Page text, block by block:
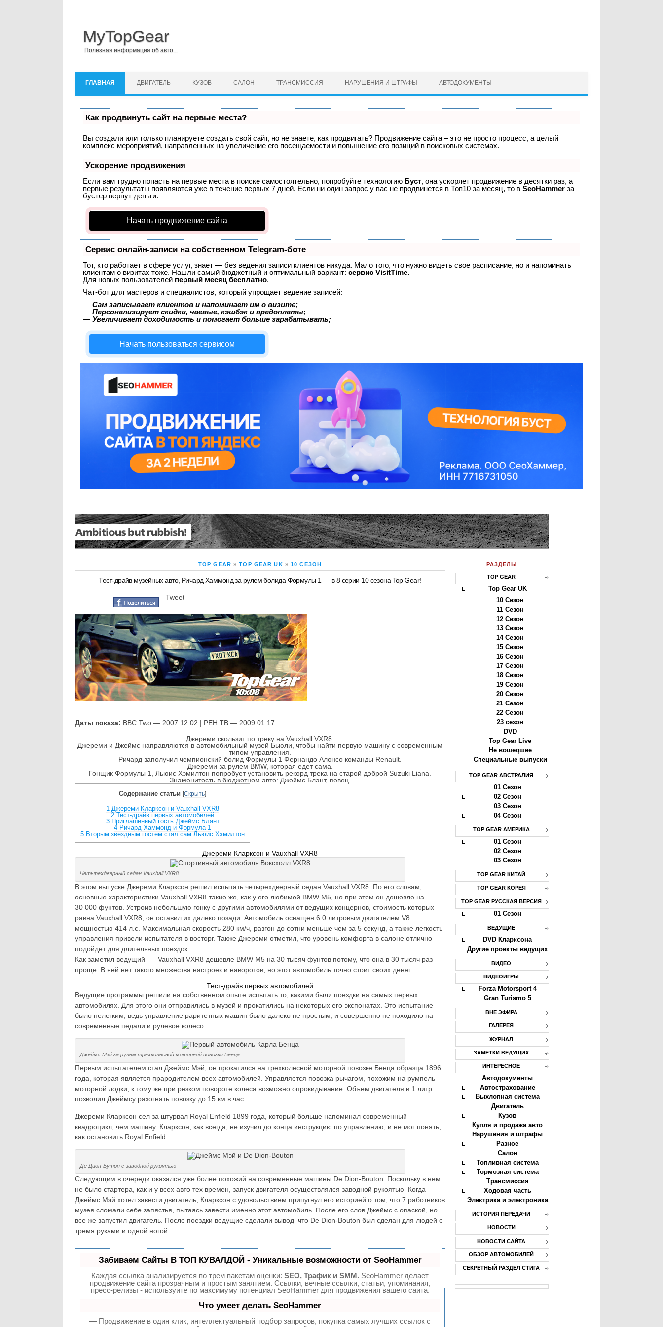
MyTopGear
Полезная информация об авто...
ГЛАВНАЯ ДВИГАТЕЛЬ КУЗОВ САЛОН ТРАНСМИССИЯ НАРУШЕНИЯ И ШТРАФЫ АВТОДОКУМЕНТЫ
Как продвинуть сайт на первые места?
Вы создали или только планируете создать свой сайт, но не знаете, как продвигать? Продвижение сайта – это не просто процесс, а целый
комплекс мероприятий, направленных на увеличение его посещаемости и повышение его позиций в поисковых системах.
Ускорение продвижения
Если вам трудно попасть на первые места в поиске самостоятельно, попробуйте технологию Буст, она ускоряет продвижение в десятки раз, а
первые результаты появляются уже в течение первых 7 дней. Если ни один запрос у вас не продвинется в Топ10 за месяц, то в SeoHammer за
бустер вернут деньги.
Начать продвижение сайта
Сервис онлайн-записи на собственном Telegram-боте
Тот, кто работает в сфере услуг, знает — без ведения записи клиентов никуда. Мало того, что нужно видеть свое расписание, но и напоминать
клиентам о визитах тоже. Нашли самый бюджетный и оптимальный вариант: сервис VisitTime.
Для новых пользователей первый месяц бесплатно.
Чат-бот для мастеров и специалистов, который упрощает ведение записей:
— Сам записывает клиентов и напоминает им о визите;
— Персонализирует скидки, чаевые, кэшбэк и предоплаты;
— Увеличивает доходимость и помогает больше зарабатывать;
Начать пользоваться сервисом
TOP GEAR »TOP GEAR UK »10 СЕЗОН
Тест-драйв музейных авто, Ричард Хаммонд за рулем болида Формулы 1 — в 8 серии 10 сезона Top Gear!
Tweet
Даты показа: BBC Two — 2007.12.02 | РЕН ТВ — 2009.01.17
Джереми скользит по треку на Vauxhall VXR8.
Джереми и Джеймс направляются в автомобильный музей Бьюли, чтобы найти первую машину с современным
типом управления.
Ричард заполучил чемпионский болид Формулы 1 Фернандо Алонсо команды Renault.
Джереми за рулем BMW, которая едет сама.
Гонщик Формулы 1, Льюис Хэмилтон попробует установить рекорд трека на старой доброй Suzuki Liana.
Знаменитость в бюджетном авто: Джеймс Блант, певец.
Содержание статьи [Скрыть]
1 Джереми Кларксон и Vauxhall VXR8
2 Тест-драйв первых автомобилей
3Приглашенный гость Джеймс Блант
4 Ричард Хаммонд и Формула 1
5 Вторым звездным гостем стал сам Льюис Хэмилтон
Джереми Кларксон и Vauxhall VXR8
Четырехдверный седан Vauxhall VXR8
В этом выпуске Джереми Кларксон решил испытать четырехдверный седан Vauxhall VXR8. По его словам,
основные характеристики Vauxhall VXR8 такие же, как у его любимой BMW M5, но при этом он дешевле на
30 000 фунтов. Устроив небольшую гонку с другими автомобилями от ведущих концернов, стоимость которых
равна Vauxhall VXR8, он оставил их далеко позади. Автомобиль оснащен 6.0 литровым двигателем V8
мощностью 414 л.с. Максимальная скорость 280 км/ч, разгон до сотни меньше чем за 5 секунд, а также легкость
управления привели испытателя в восторг. Также Джереми отметил, что уровень комфорта в салоне отлично
подойдет для длительных поездок.
Как заметил ведущий — Vauxhall VXR8 дешевле BMW M5 на 30 тысяч фунтов потому, что она в 30 тысяч раз
проще. В ней нет такого множества настроек и наворотов, но этот автомобиль точно стоит своих денег.
Тест-драйв первых автомобилей
Ведущие программы решили на собственном опыте испытать то, какими были поездки на самых первых
автомобилях. Для этого они отправились в музей и прокатились на некоторых его экспонатах. Это испытание
было нелегким, ведь управление раритетных машин было далеко не простым, и совершенно не походило на
современные педали и рулевое колесо.
Джеймс Мэй за рулем трехколесной моторной повозки Бенца
Первым испытателем стал Джеймс Мэй, он прокатился на трехколесной моторной повозке Бенца образца 1896
года, которая является прародителем всех автомобилей. Управляется повозка рычагом, похожим на румпель
моторной лодки, к тому же при резком повороте колеса возможно опрокидывание. Объем двигателя в 1 литр
позволил Джеймсу разогнать повозку до 15 км в час.
Джереми Кларксон сел за штурвал Royal Enfield 1899 года, который больше напоминал современный
квадроцикл, чем машину. Кларксон, как всегда, не изучил до конца инструкцию по управлению, и не мог понять,
как остановить Royal Enfield.
Де Дион-Бутон с заводной рукоятью
Следующим в очереди оказался уже более похожий на современные машины De Dion-Bouton. Поскольку в нем
не было стартера, как и у всех авто тех времен, запуск двигателя осуществлялся заводной рукоятью. Когда
Джеймс Мэй хотел завести двигатель, Кларксон с удовольствием припугнул его историей о том, что 7 работников
музея сломали себе запястья, пытаясь завести именно этот автомобиль. После его слов Джеймс с опаской, но
все же запустил двигатель. После поездки ведущие сделали вывод, что De Dion-Bouton был сделан для людей с
тремя руками и одной ногой.
Забиваем Сайты В ТОП КУВАЛДОЙ - Уникальные возможности от SeoHammer
Каждая ссылка анализируется по трем пакетам оценки: SEO, Трафик и SMM. SeoHammer делает
продвижение сайта прозрачным и простым занятием. Ссылки, вечные ссылки, статьи, упоминания,
пресс-релизы - используйте по максимуму потенциал SeoHammer для продвижения вашего сайта.
Что умеет делать SeoHammer
— Продвижение в один клик, интеллектуальный подбор запросов, покупка самых лучших ссылок с
РАЗДЕЛЫ
TOP GEAR
Top Gear UK
10 Сезон
11 Сезон
12 Сезон
13 Сезон
14 Сезон
15 Сезон
16 Сезон
17 Сезон
18 Сезон
19 Сезон
20 Сезон
21 Сезон
22 Сезон
23 сезон
DVD
Top Gear Live
Не вошедшее
Специальные выпуски
TOP GEAR АВСТРАЛИЯ
01 Сезон
02 Сезон
03 Сезон
04 Сезон
TOP GEAR АМЕРИКА
01 Сезон
02 Сезон
03 Сезон
TOP GEAR КИТАЙ
TOP GEAR КОРЕЯ
TOP GEAR РУССКАЯ ВЕРСИЯ
01 Сезон
ВЕДУЩИЕ
DVD Кларксона
Другие проекты ведущих
ВИДЕО
ВИДЕОИГРЫ
Forza Motorsport 4
Gran Turismo 5
ВНЕ ЭФИРА
ГАЛЕРЕЯ
ЖУРНАЛ
ЗАМЕТКИ ВЕДУЩИХ
ИНТЕРЕСНОЕ
Автодокументы
Автострахование
Выхлопная система
Двигатель
Кузов
Купля и продажа авто
Нарушения и штрафы
Разное
Салон
Топливная система
Тормозная система
Трансмиссия
Ходовая часть
Электрика и электроника
ИСТОРИЯ ПЕРЕДАЧИ
НОВОСТИ
НОВОСТИ САЙТА
ОБЗОР АВТОМОБИЛЕЙ
СЕКРЕТНЫЙ РАЗДЕЛ СТИГА